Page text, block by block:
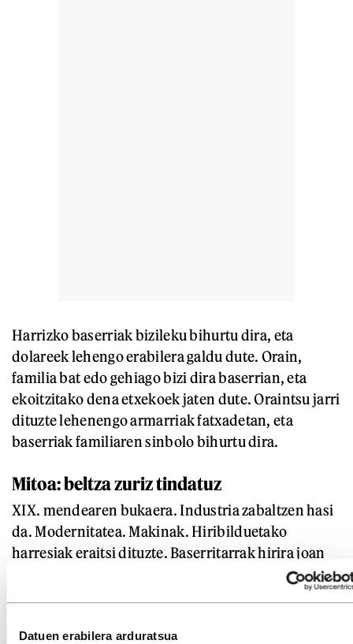
Datuen erabilera arduratsua
Harrizko baserriak bizileku bihurtu dira, eta
dolareek lehengo erabilera galdu dute. Orain,
familia bat edo gehiago bizi dira baserrian, eta
ekoitzitako dena etxekoek jaten dute. Oraintsu jarri
dituzte lehenengo armarriak fatxadetan, eta
baserriak familiaren sinbolo bihurtu dira.
Mitoa: beltza zuriz tindatuz
XIX. mendearen bukaera. Industria zabaltzen hasi
da. Modernitatea. Makinak. Hiribilduetako
harresiak eraitsi dituzte. Baserritarrak hirira joan
dira bizitzera. Funtsean, herritarrak beste gauza
Baserriak husten ari badira ere, haien balioaren